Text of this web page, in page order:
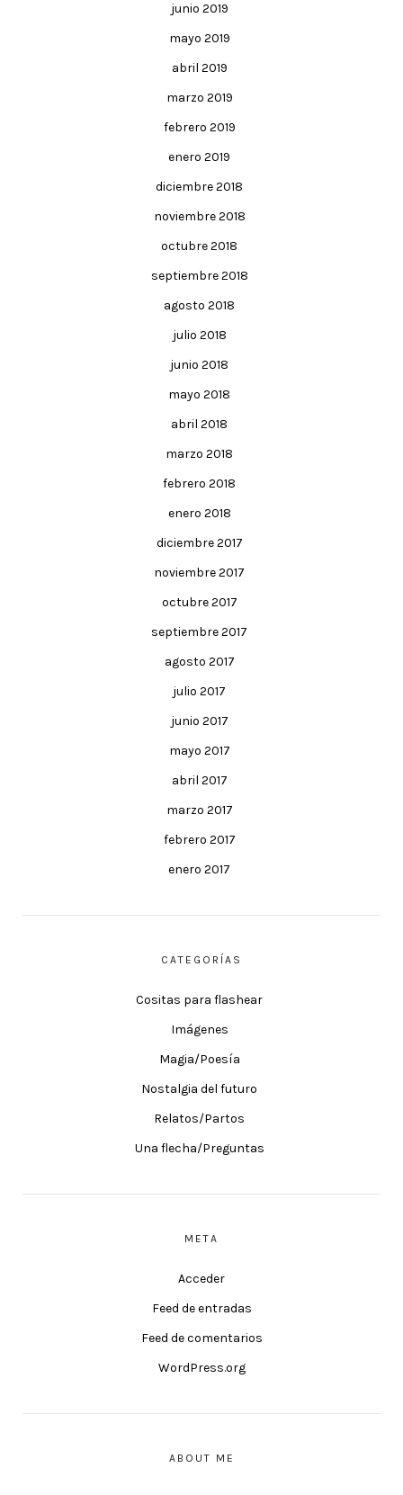
junio 2019
mayo 2019
abril 2019
marzo 2019
febrero 2019
enero 2019
diciembre 2018
noviembre 2018
octubre 2018
septiembre 2018
agosto 2018
julio 2018
junio 2018
mayo 2018
abril 2018
marzo 2018
febrero 2018
enero 2018
diciembre 2017
noviembre 2017
octubre 2017
septiembre 2017
agosto 2017
julio 2017
junio 2017
mayo 2017
abril 2017
marzo 2017
febrero 2017
enero 2017
CATEGORÍAS
Cositas para flashear
Imágenes
Magia/Poesía
Nostalgia del futuro
Relatos/Partos
Una flecha/Preguntas
META
Acceder
Feed de entradas
Feed de comentarios
WordPress.org
ABOUT ME